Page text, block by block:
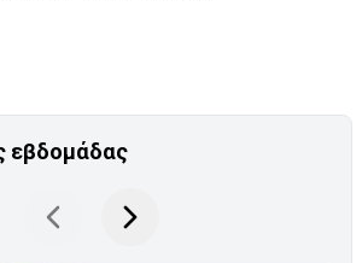
εβδομάδας